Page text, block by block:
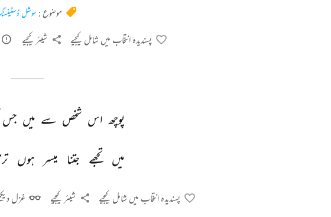
موضوع :سوشل
پسندیدہ انتخاب میں شامل کیجیے شیئر کیجیے
پوچھ اس شخص سے میں جس
میں تجھے جتنا میسر ہوں
پسندیدہ انتخاب میں شامل کیجیے شیئر کیجیے غزل